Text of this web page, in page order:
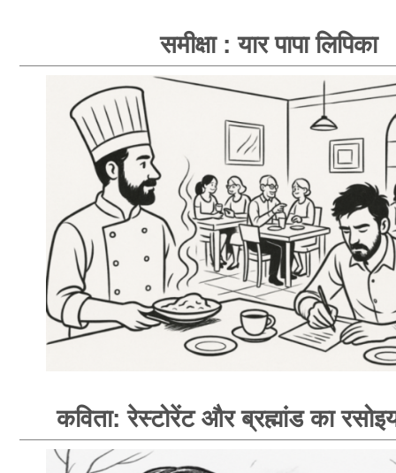
समीक्षा : यार पापा लिपिका
कविता: रेस्टोरेंट और ब्रह्मांड का